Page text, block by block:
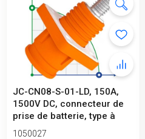
JC-CN08-S-01-LD, 150A,
1500V DC, connecteur de
prise de batterie, type à
vis,...
1050027